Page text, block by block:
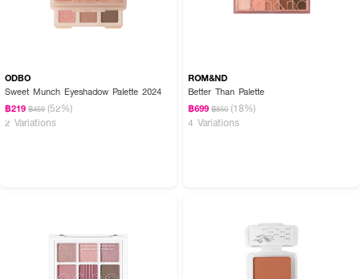
ODBO
Sweet Munch Eyeshadow Palette 2024
฿219 ฿459 (52%)
2 Variations
ROM&ND
Better Than Palette
฿699 ฿850 (18%)
4 Variations